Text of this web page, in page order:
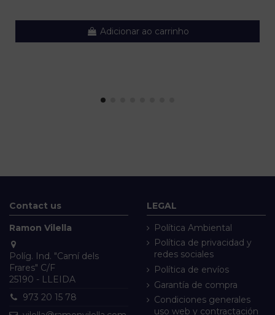
Adicionar ao carrinho
Contact us
Ramon Vilella
Políg. Ind. "Camí dels
Frares" C/F
25190 - LLEIDA
973 20 15 78
LEGAL
Política Ambiental
Política de privacidad y
redes sociales
Política de envíos
Garantía de compra
Condiciones generales
uso web y contractación